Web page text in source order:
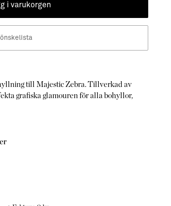
i varukorgen
till Majestic Zebra. Tillverkad av
grafiska glamouren för alla bohyllor,